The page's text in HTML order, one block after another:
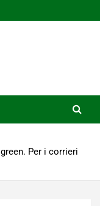
Per i corrieri